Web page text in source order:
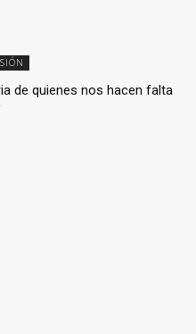
de quienes nos hacen falta